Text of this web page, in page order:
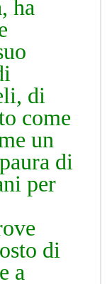
ha
di
come
un
di
per
di
a